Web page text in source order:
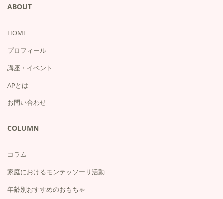
ABOUT
HOME
プロフィール
講座・イベント
APとは
お問い合わせ
COLUMN
コラム
家庭におけるモンテッソーリ活動
年齢別おすすめのおもちゃ